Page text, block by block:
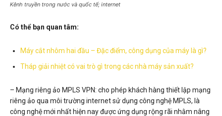
Kênh truyền trong nước và quốc tế; internet
Có thể bạn quan tâm:
Máy cắt nhôm hai đầu – Đặc điểm, công dụng của máy là gì?
Tháp giải nhiệt có vai trò gì trong các nhà máy sản xuất?
– Mạng riêng ảo MPLS VPN: cho phép khách hàng thiết lập mạng
riêng ảo qua môi trường internet sử dụng công nghệ MPLS, là
công nghệ mới nhất hiện nay được ứng dụng rộng rãi nhằm nâng